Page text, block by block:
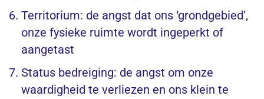
Territorium: de angst dat ons ‘grondgebied’,
onze fysieke ruimte wordt ingeperkt of
aangetast
Status bedreiging: de angst om onze
waardigheid te verliezen en ons klein te